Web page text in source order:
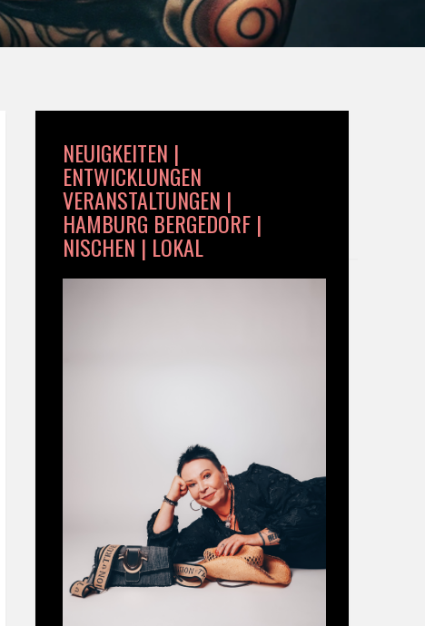
NEUIGKEITEN |
ENTWICKLUNGEN
VERANSTALTUNGEN |
HAMBURG BERGEDORF |
NISCHEN | LOKAL